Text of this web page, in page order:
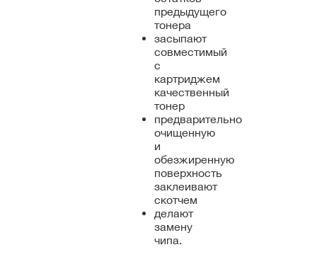
предыдущего
тонера
засыпают
совместимый
с
картриджем
качественный
тонер
предварительно
очищенную
и
обезжиренную
поверхность
заклеивают
скотчем
делают
замену
чипа.